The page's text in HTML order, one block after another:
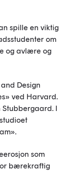
spille en viktig
om
og avlære og
Design
ved Harvard.
Stubbergaard. I
som
bærekraftig